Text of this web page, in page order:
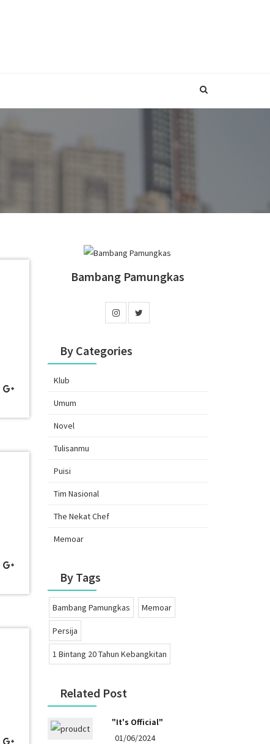
Bambang Pamungkas
By Categories
Klub
Umum
Novel
Tulisanmu
Puisi
Tim Nasional
The Nekat Chef
Memoar
By Tags
Bambang Pamungkas Memoar
Persija
1 Bintang 20 Tahun Kebangkitan
Related Post
"It's Official"
01/06/2024